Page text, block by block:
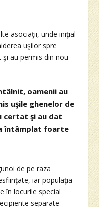
asociaţii, unde iniţial
uşilor spre
şi au permis din nou
oamenii au
uşile ghenelor de
certat şi au dat
întâmplat foarte
de pe raza
iar populaţia
în locurile special
separate